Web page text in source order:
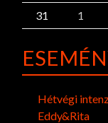
31
1
Hétvégi
Eddy&Rita